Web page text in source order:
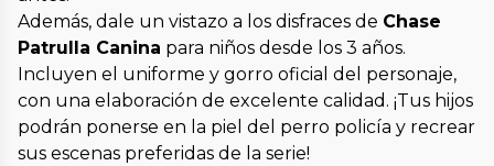
Además, dale un vistazo a los disfraces de Chase
Patrulla Canina para niños desde los 3 años.
Incluyen el uniforme y gorro oficial del personaje,
con una elaboración de excelente calidad. ¡Tus hijos
podrán ponerse en la piel del perro policía y recrear
sus escenas preferidas de la serie!